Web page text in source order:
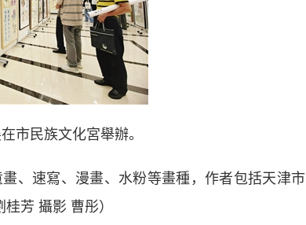
市民族文化宮舉辦。
速寫、漫畫、水粉等畫種，作者包括天津市
芳 攝影 曹彤）